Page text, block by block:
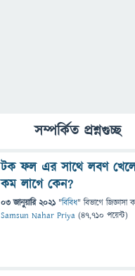
সম্পর্কিত প্রশ্নগুচ্ছ
টক ফল এর সাথে লবণ
কম লাগে কেন?
03 জানুয়ারি 2021 "বিবিধ" বিভাগে জিজ্ঞাসা
Samsun Nahar Priya (47,710 পয়েন্ট)